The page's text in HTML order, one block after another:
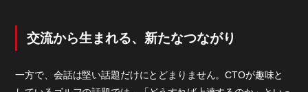
交流から生まれる、新たなつながり
一方で、会話は堅い話題だけにとどまりません。CTOが趣味と